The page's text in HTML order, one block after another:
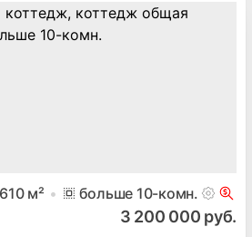
610м² больше 10-комн.
3 200 000 руб.